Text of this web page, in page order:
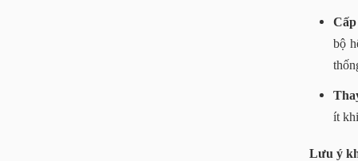
bộ
ít
Lưu ý